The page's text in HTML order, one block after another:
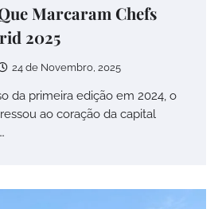
Marcaram Chefs
2025
24 de Novembro, 2025
da primeira edição em 2024, o
ao coração da capital